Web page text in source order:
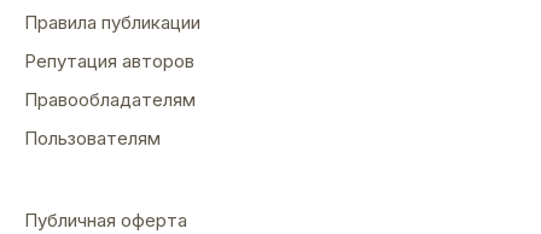
Правила публикации
Репутация авторов
Правообладателям
Пользователям
Публичная оферта